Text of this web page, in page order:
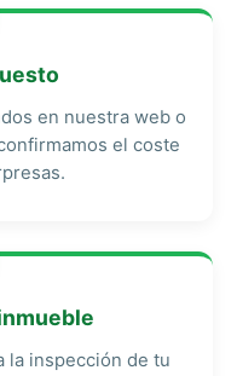
en nuestra web o
el coste
la inspección de tu